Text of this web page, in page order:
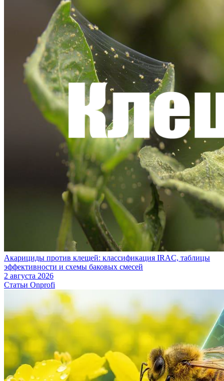
Акарициды против клещей: классификация IRAC, таблицы
эффективности и схемы баковых смесей
2 августа 2026
Статьи Onprofi